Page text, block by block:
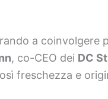
a coinvolgere
, co-CEO dei DC
freschezza e